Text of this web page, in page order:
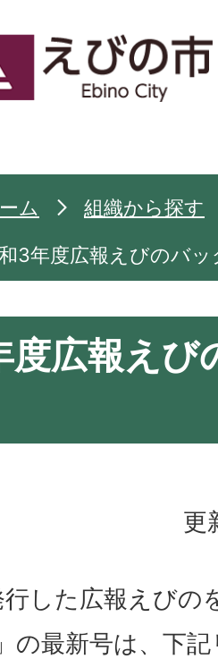
ム
組織から探す
3年度広報えびのバ
度広報えび
更
した広報えびの
の最新号は、下